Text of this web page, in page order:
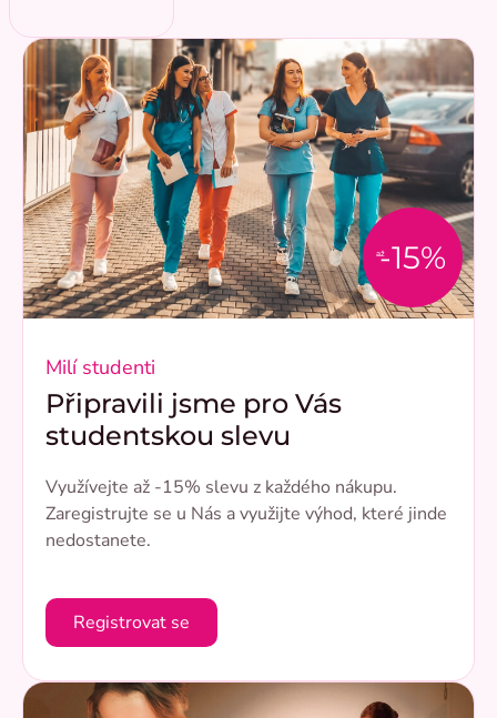
až-15%
Milí studenti
Připravili jsme pro Vás
studentskou slevu
Využívejte až -15% slevu z každého nákupu.
Zaregistrujte se u Nás a využijte výhod, které jinde
nedostanete.
Registrovat se